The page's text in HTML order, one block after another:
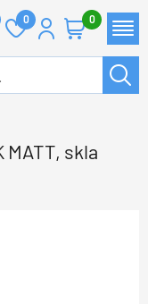
0 0
skla